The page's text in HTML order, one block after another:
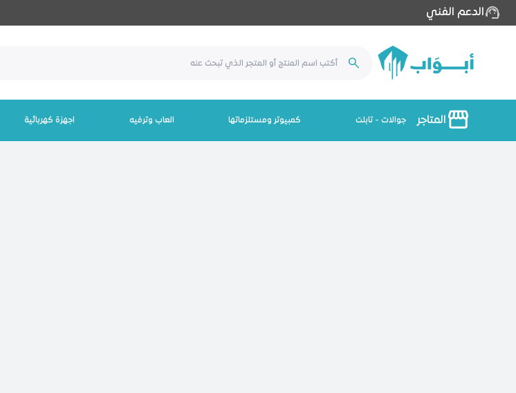
الدعم الفني
المتاجر جوالات - تابلت كمبيوتر ومستلزماتها العاب وترفيه اجهزة كهربائية